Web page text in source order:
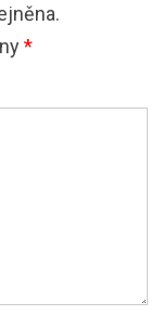
*